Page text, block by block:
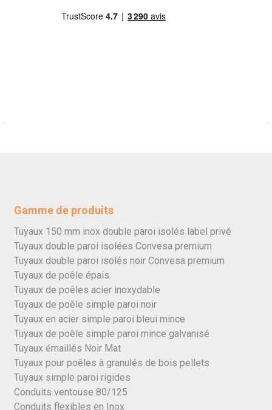
Gamme de produits
Tuyaux 150 mm inox double paroi isolés label privé
Tuyaux double paroi isolées Convesa premium
Tuyaux double paroi isolés noir Convesa premium
Tuyaux de poêle épais
Tuyaux de poêles acier inoxydable
Tuyaux de poêle simple paroi noir
Tuyaux en acier simple paroi bleui mince
Tuyaux de poêle simple paroi mince galvanisé
Tuyaux émaillés Noir Mat
Tuyaux pour poêles à granulés de bois pellets
Tuyaux simple paroi rigides
Conduits ventouse 80/125
Conduits flexibles en Inox